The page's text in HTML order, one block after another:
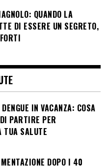
QUANDO LA
DI ESSERE UN SEGRETO,
IN VACANZA: COSA
PARTIRE PER
TUA SALUTE
DOPO I 40